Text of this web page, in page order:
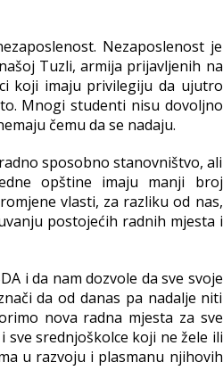
Nezaposlenost je
Tuzli, armija prijavljenih na
koji imaju privilegiju da ujutro
Mnogi studenti nisu dovoljno
čemu da se nadaju.
sposobno stanovništvo, ali
opštine imaju manji broj
vlasti, za razliku od nas,
postojećih radnih mjesta i
i da nam dozvole da sve svoje
da od danas pa nadalje niti
nova radna mjesta za sve
sve srednjoškolce koji ne žele ili
u razvoju i plasmanu njihovih